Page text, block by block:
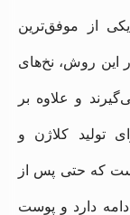
از موفق‌ترین
این روش، نخ‌های
و علاوه بر
تولید کلاژن و
که حتی پس از
دارد و پوست